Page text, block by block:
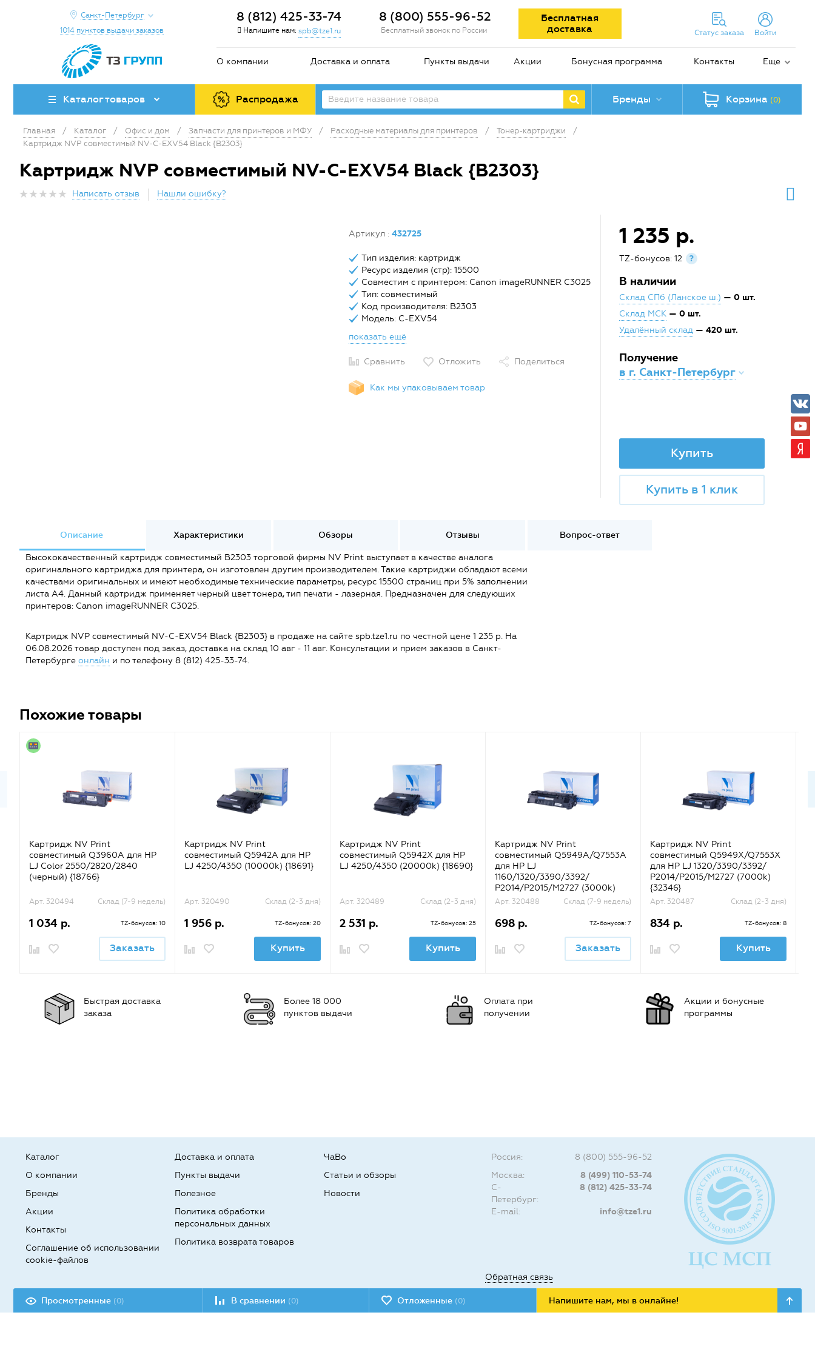
Санкт-Петербург
1014 пунктов выдачи заказов
8 (812) 425-33-74
Напишите нам: spb@tze1.ru
8 (800) 555-96-52
Бесплатный звонок по России
Бесплатная
доставка
Статус заказа Войти
О компании Доставка и оплата Пункты выдачи Акции Бонусная программа Контакты Еще
Каталог товаров Распродажа Бренды Корзина (0)
Главная / Каталог / Офис и дом / Запчасти для принтеров и МФУ / Расходные материалы для принтеров / Тонер-картриджи
/
Картридж NVP совместимый NV-C-EXV54 Black {B2303}
Картридж NVP совместимый NV-C-EXV54 Black {B2303}
Написать отзыв Нашли ошибку?
Артикул : 432725
Тип изделия: картридж
Ресурс изделия (стр): 15500
Совместим с принтером: Canon imageRUNNER C3025
Тип: совместимый
Код производителя: B2303
Модель: C-EXV54
показать ещё
Сравнить Отложить Поделиться
Как мы упаковываем товар
1 235 р.
TZ-бонусов: 12 ?
В наличии
Склад СПб (Ланское ш.) — 0 шт.
Склад МСК — 0 шт.
Удалённый склад — 420 шт.
Получение
в г. Санкт-Петербург
Купить
Купить в 1 клик
Описание Характеристики Обзоры Отзывы Вопрос-ответ
Высококачественный картридж совместимый B2303 торговой фирмы NV Print выступает в качестве аналога
оригинального картриджа для принтера, он изготовлен другим производителем. Такие картриджи обладают всеми
качествами оригинальных и имеют необходимые технические параметры, ресурс 15500 страниц при 5% заполнении
листа А4. Данный картридж применяет черный цвет тонера, тип печати - лазерная. Предназначен для следующих
принтеров: Canon imageRUNNER C3025.
Картридж NVP совместимый NV-C-EXV54 Black {B2303} в продаже на сайте spb.tze1.ru по честной цене 1 235 р. На
06.08.2026 товар доступен под заказ, доставка на склад 10 авг - 11 авг. Консультации и прием заказов в Санкт-
Петербурге онлайн и по телефону 8 (812) 425-33-74.
Похожие товары
Картридж NV Print
совместимый Q3960A для HP
LJ Color 2550/2820/2840
(черный) {18766}
Арт. 320494 Склад (7-9 недель)
1 034 р. TZ-бонусов: 10
Заказать
Картридж NV Print
совместимый Q5942A для HP
LJ 4250/4350 (10000k) {18691}
Арт. 320490 Склад (2-3 дня)
1 956 р. TZ-бонусов: 20
Купить
Картридж NV Print
совместимый Q5942X для HP
LJ 4250/4350 (20000k) {18690}
Арт. 320489 Склад (2-3 дня)
2 531 р. TZ-бонусов: 25
Купить
Картридж NV Print
совместимый Q5949A/Q7553A
для HP LJ
1160/1320/3390/3392/
P2014/P2015/M2727 (3000k)
{31564}
Арт. 320488 Склад (7-9 недель)
698 р. TZ-бонусов: 7
Заказать
Картридж NV Print
совместимый Q5949X/Q7553X
для HP LJ 1320/3390/3392/
P2014/P2015/M2727 (7000k)
{32346}
Арт. 320487 Склад (2-3 дня)
834 р. TZ-бонусов: 8
Купить
Быстрая доставка
заказа
Более 18 000
пунктов выдачи
Оплата при
получении
Акции и бонусные
программы
Каталог
О компании
Бренды
Доставка и оплата
Пункты выдачи
Полезное
ЧаВо
Статьи и обзоры
Новости
Акции
Контакты
Соглашение об использовании
cookie-файлов
Политика обработки
персональных данных
Политика возврата товаров
Разработка сайта:
Россия:
8 (800) 555-96-52
Москва:
8 (499) 110-53-74
С-
Петербург:
8 (812) 425-33-74
E-mail: info@tze1.ru
Обратная связь
Просмотренные (0) В сравнении (0) Отложенные (0) Напишите нам, мы в онлайне!